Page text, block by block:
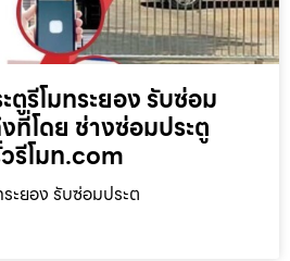
ตูรีโมทระยอง รับซ่อม
ที่โดย ช่างซ่อมประตู
รีโมท.com
ระยอง รับซ่อมประต